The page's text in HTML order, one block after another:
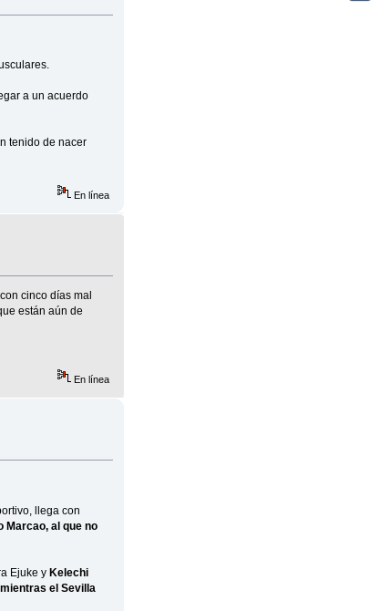
a un acuerdo
tenido de nacer
En línea
cinco días mal
están aún de
En línea
llega con
Marcao, al que no
Ejuke y Kelechi
el Sevilla